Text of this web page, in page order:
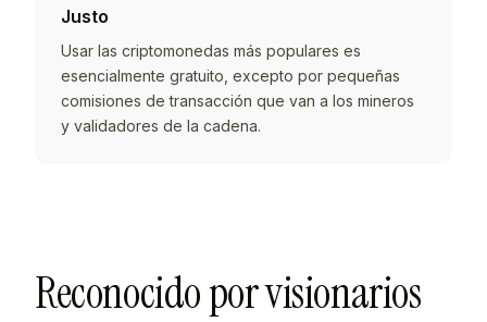
Justo
Usar las criptomonedas más populares es
esencialmente gratuito, excepto por pequeñas
comisiones de transacción que van a los mineros
y validadores de la cadena.
Reconocido por visionarios